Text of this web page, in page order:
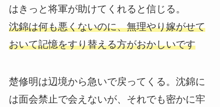
はきっと将軍が助けてくれると信じる。
沈錦は何も悪くないのに、無理やり嫁がせて
おいて記憶をすり替える方がおかしいです
楚修明は辺境から急いで戻ってくる。沈錦に
は面会禁止で会えないが、それでも密かに牢